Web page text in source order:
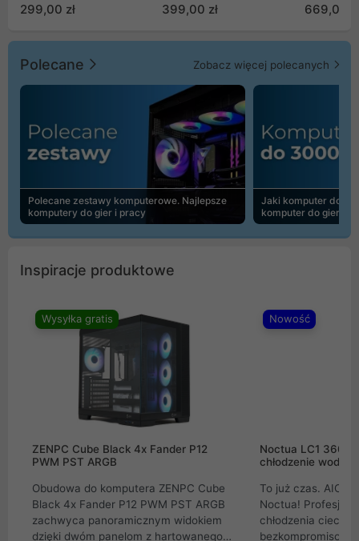
299,00 zł 399,00 zł 669,00
Polecane Zobacz więcej polecanych
Polecane zestawy komputerowe. Najlepsze
komputery do gier i pracy
Jaki komputer do
komputer do gier |
Inspiracje produktowe
Wysyłka gratis
ZENPC Cube Black 4x Fander P12
PWM PST ARGB
Obudowa do komputera ZENPC Cube
Black 4x Fander P12 PWM PST ARGB
zachwyca panoramicznym widokiem
dzięki dwóm panelom z hartowanego
Nowość
Noctua LC1
chłodzenie wodne
To już czas. AIO
Noctua!
chłodzenia cieczą